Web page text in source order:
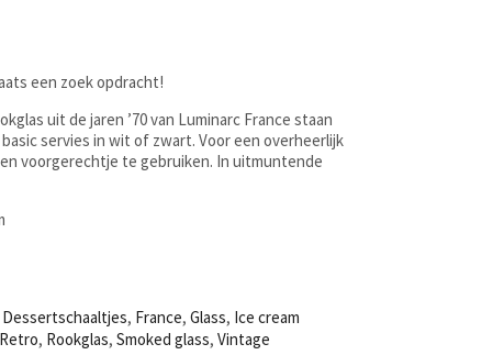
een zoek opdracht!
uit de jaren ’70 van Luminarc France staan
servies in wit of zwart. Voor een overheerlijk
voorgerechtje te gebruiken. In uitmuntende
Dessertschaaltjes, France,Glass, Ice cream
Retro, Rookglas,Smoked glass,Vintage